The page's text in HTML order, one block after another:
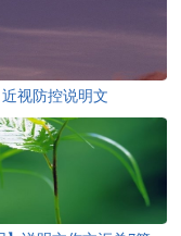
近视防控说明文